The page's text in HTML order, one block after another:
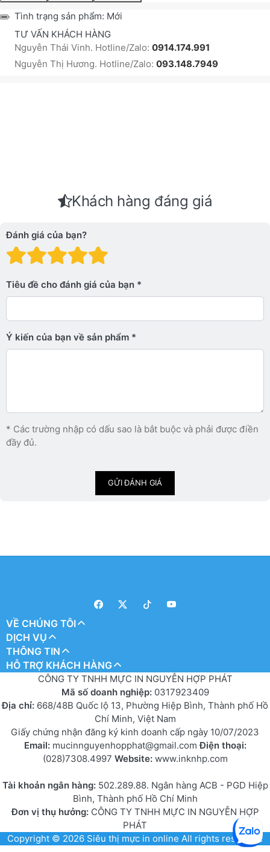
Tình trạng sản phẩm: Mới
TƯ VẤN KHÁCH HÀNG
Nguyễn Thái Vinh. Hotline/Zalo: 0914.174.991
Nguyễn Thị Hương. Hotline/Zalo: 093.148.7949
Khách hàng đáng giá
Đánh giá của bạn?
Đánh giá: 4 trên 5
Đánh giá: 3 trên 5 sao.
Đánh giá: 2 trên 5 sao.
Đánh giá: 1 trên 5 sao. Xấu
Tiêu đề cho đánh giá của bạn
Ý kiến ​​của bạn về sản phẩm
* Các trường nhập có dấu sao là bắt buộc và phải được điền
đầy đủ.
GỬI ĐÁNH GIÁ
VỀ CHÚNG TÔI
DỊCH VỤ
THÔNG TIN
HỖ TRỢ KHÁCH HÀNG
CÔNG TY TNHH MỰC IN NGUYỄN HỢP PHÁT
Mã số doanh nghiệp: 0317923409
Địa chỉ: 668/48B Quốc lộ 13, Phường Hiệp Bình, Thành phố Hồ
Chí Minh, Việt Nam
Giấy chứng nhận đăng ký kinh doanh cấp ngày 10/07/2023
Email: mucinnguyenhopphat@gmail.comĐiện thoại:
(028)7308.4997 Website: www.inknhp.com
Tài khoản ngân hàng: 502.289.88. Ngân hàng ACB - PGD Hiệp
Bình, Thành phố Hồ Chí Minh
Đơn vị thụ hưởng:CÔNG TY TNHH MỰC IN NGUYỄN HỢP
PHÁT
Copyright © 2026 Siêu thị mực in online All rights reserved.